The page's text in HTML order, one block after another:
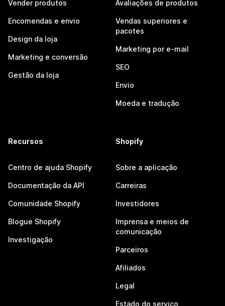
Vender produtos
Encomendas e envio
Design da loja
Marketing e conversão
Gestão da loja
Avaliações de produtos
Vendas superiores e
pacotes
Marketing por e-mail
SEO
Envio
Moeda e tradução
Recursos
Centro de ajuda Shopify
Documentação da API
Comunidade Shopify
Blogue Shopify
Investigação
Shopify
Sobre a aplicação
Carreiras
Investidores
Imprensa e meios de
comunicação
Parceiros
Afiliados
Legal
Estado do serviço